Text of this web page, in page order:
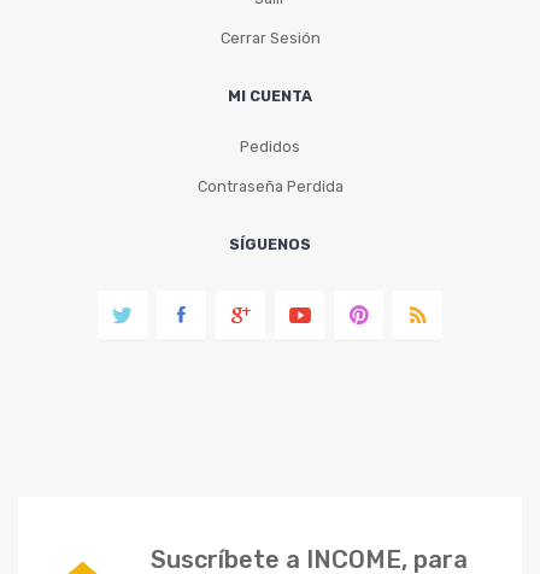
Cerrar Sesión
MI CUENTA
Pedidos
Contraseña Perdida
SÍGUENOS
Suscríbete a INCOME, para